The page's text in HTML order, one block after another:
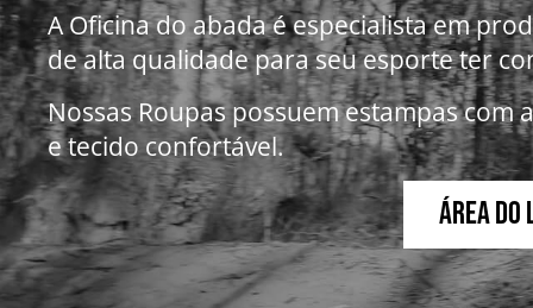
A Oficina do abada é especialista em
de alta qualidade para seu esporte ter
Nossas Roupas possuem estampas
e tecido confortável.
Área do